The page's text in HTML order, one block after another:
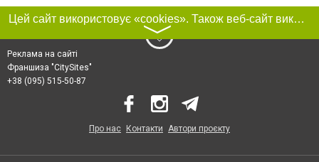
Цей сайт використовує «cookies». Також веб-сайт використовує інтернет-сервіс для збору технічних даних стосовно відвідувачів з метою отримання маркетингової та статистичної інформації. Умови обробки даних відвідувачів сайту див.
〉
Реклама на сайті
Франшиза "CitySites"
+38 (095) 515-50-87
Про нас Контакти Автори проєкту